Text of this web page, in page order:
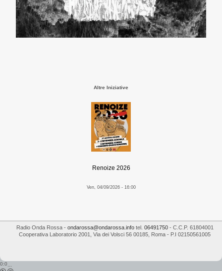
Altre Iniziative
Renoize 2026
Ven, 04/09/2026 - 16:00
Radio Onda Rossa- ondarossa@ondarossa.infotel. 06491750- C.C.P. 61804001
Cooperativa Laboratorio 2001
Via dei Volsci 56 00185 Roma - P.I 02150561005
0:0...